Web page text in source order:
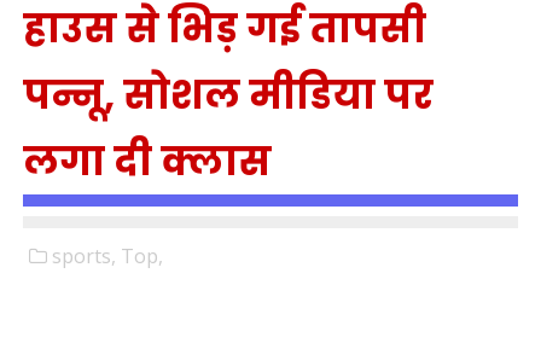
हाउस से भिड़ गई तापसी
पन्नू, सोशल मीडिया पर
लगा दी क्लास
sports, Top,